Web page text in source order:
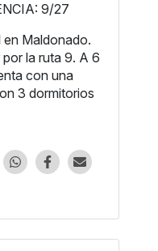
9/27
Maldonado.
la ruta 9. A 6
con una
3 dormitorios